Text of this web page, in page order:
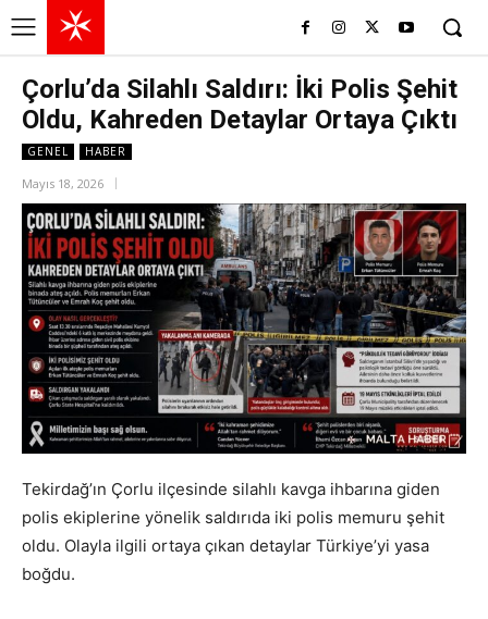
Çorlu’da Silahlı Saldırı: İki Polis Şehit
Oldu, Kahreden Detaylar Ortaya Çıktı
GENEL HABER
Mayıs 18, 2026
Tekirdağ’ın Çorlu ilçesinde silahlı kavga ihbarına giden
polis ekiplerine yönelik saldırıda iki polis memuru şehit
oldu. Olayla ilgili ortaya çıkan detaylar Türkiye’yi yasa
boğdu.